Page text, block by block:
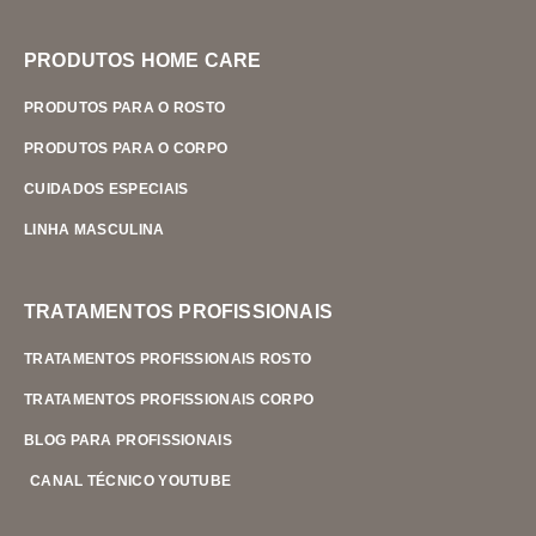
PRODUTOS HOME CARE
PRODUTOS PARA O ROSTO
PRODUTOS PARA O CORPO
CUIDADOS ESPECIAIS
LINHA MASCULINA
TRATAMENTOS PROFISSIONAIS
TRATAMENTOS PROFISSIONAIS ROSTO
TRATAMENTOS PROFISSIONAIS CORPO
BLOG PARA PROFISSIONAIS
CANAL TÉCNICO YOUTUBE